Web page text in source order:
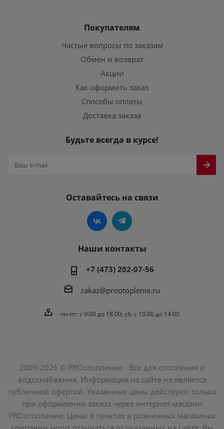
Покупателям
Частые вопросы по заказам
Обмен и возврат
Акции
Как оформить заказ
Способы оплаты
Доставка заказа
Будьте всегда в курсе!
Оставайтесь на связи
Наши контакты
+7 (473) 202-07-56
zakaz@prootoplenie.ru
пн-пт: c 9:00 до 18:00; сб: с 10:00 до 14:00
2009-2026 © PROотопление - Все для отопления и
водоснабжения. Информация на сайте не является
публичной офертой. Указанные цены действуют только
при оформлении заказа через интернет-магазин
PROотопление. Цены в пунктах в розничных магазинах